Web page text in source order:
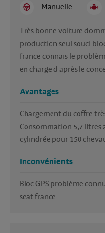
Manuelle
Très bonne voiture
production seul souci
france connais le
Avantages
Chargement du coffre
Consommation 5,7 litres
Inconvénients
Bloc GPS problème